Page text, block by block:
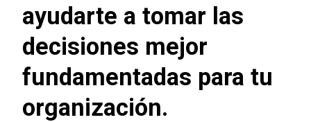
ayudarte a tomar las
decisiones mejor
fundamentadas para tu
organización.